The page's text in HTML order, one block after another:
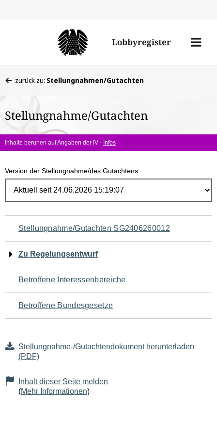
Lobbyregister
Menü
befinden
hier:
zurück zu: Stellungnahmen/Gutachten
Stellungnahme/Gutachten
Inhalte beruhen auf Angaben der IV - Infos
Version der Stellungnahme/des Gutachtens
Navigation
für
den
Seiteninhalt
Stellungnahme/Gutachten SG2406260012
Zu Regelungsentwurf
Betroffene Interessenbereiche
Betroffene Bundesgesetze
Stellungnahme-/Gutachtendokument herunterladen
(PDF)
Inhalt dieser Seite melden
(Mehr Informationen)